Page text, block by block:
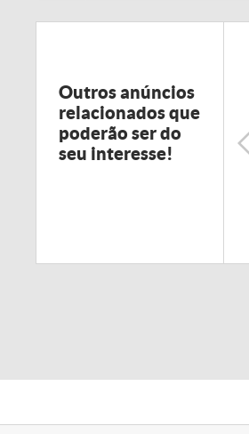
Outros anúncios
relacionados que
poderão ser do
seu interesse!